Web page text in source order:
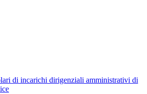
di incarichi dirigenziali amministrativi di